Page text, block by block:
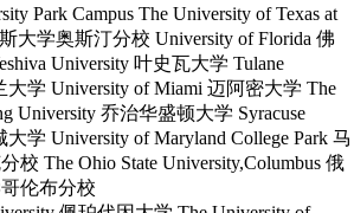
Park Campus The University of Texas at
大学奥斯汀分校 University of Florida 佛
University 叶史瓦大学 Tulane
大学 University of Miami 迈阿密大学 The
University 乔治华盛顿大学 Syracuse
学 University of Maryland College Park 马
校 The Ohio State University,Columbus 俄
伦布分校